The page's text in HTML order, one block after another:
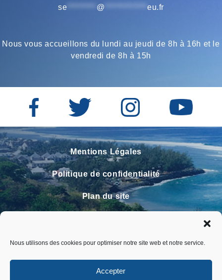
Nous utilisons des cookies pour optimiser notre site web et notre service.
Accepter
se
@ *************eu.fr
Nous vous accueillons du lundi au jeudi de 8h à 16h et le
vendredi de 8h à 15h
Mentions Légales
Politique de confidentialité
Plan du site
Faire un signalement